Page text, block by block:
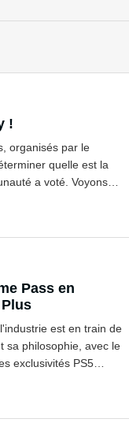
!
organisés par le
quelle est la
a voté. Voyons
Pass en
est en train de
sa philosophie, avec le
exclusivités PS5